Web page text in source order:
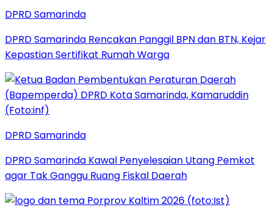
DPRD Samarinda
DPRD Samarinda Rencakan Panggil BPN dan BTN, Kejar
Kepastian Sertifikat Rumah Warga
DPRD Samarinda
DPRD Samarinda Kawal Penyelesaian Utang Pemkot
agar Tak Ganggu Ruang Fiskal Daerah